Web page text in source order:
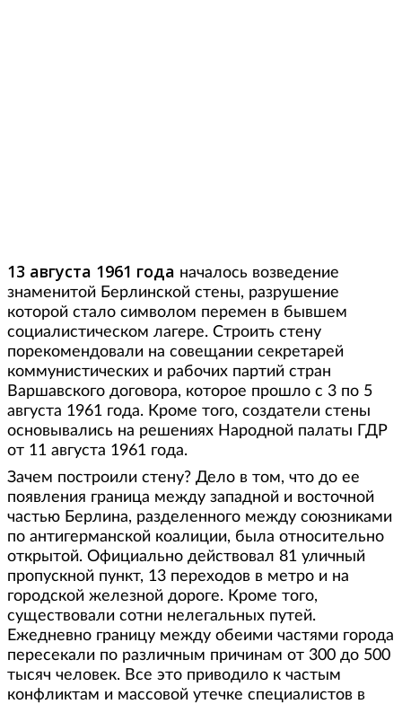
13 августа 1961 года началось возведение
знаменитой Берлинской стены, разрушение
которой стало символом перемен в бывшем
социалистическом лагере. Строить стену
порекомендовали на совещании секретарей
коммунистических и рабочих партий стран
Варшавского договора, которое прошло с 3 по 5
августа 1961 года. Кроме того, создатели стены
основывались на решениях Народной палаты ГДР
от 11 августа 1961 года.
Зачем построили стену? Дело в том, что до ее
появления граница между западной и восточной
частью Берлина, разделенного между союзниками
по антигерманской коалиции, была относительно
открытой. Официально действовал 81 уличный
пропускной пункт, 13 переходов в метро и на
городской железной дороге. Кроме того,
существовали сотни нелегальных путей.
Ежедневно границу между обеими частями города
пересекали по различным причинам от 300 до 500
тысяч человек. Все это приводило к частым
конфликтам и массовой утечке специалистов в